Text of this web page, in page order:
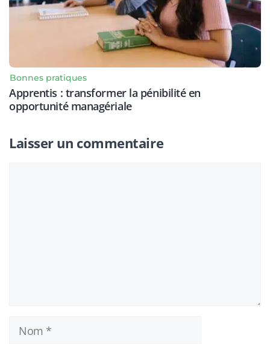
Bonnes pratiques
Apprentis : transformer la pénibilité en
opportunité managériale
Laisser un commentaire
Nom